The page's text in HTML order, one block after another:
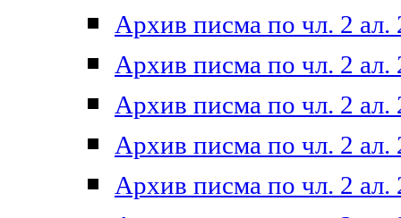
Архив писма по чл. 2 ал.
Архив писма по чл. 2 ал.
Архив писма по чл. 2 ал.
Архив писма по чл. 2 ал.
Архив писма по чл. 2 ал.